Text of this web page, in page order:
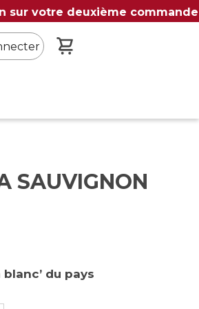
sur votre deuxième commande
SAUVIGNON
du pays